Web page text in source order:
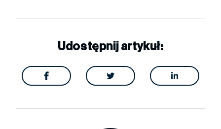
Udostępnij artykuł:
  